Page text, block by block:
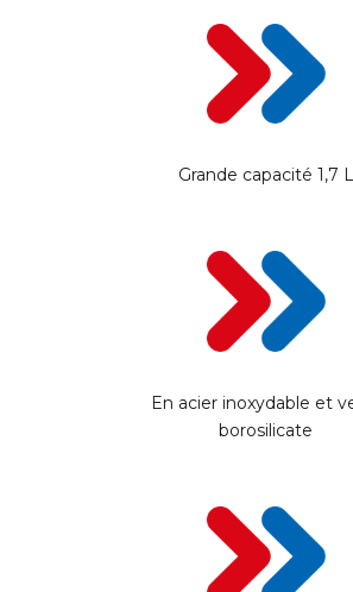
Grande capacité 1,7 L
En acier inoxydable et
borosilicate